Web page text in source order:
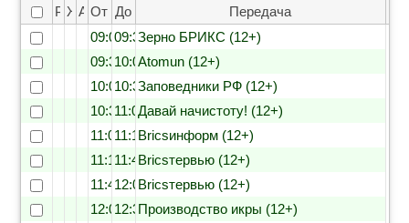
Рейтинг
Жанр
Анонс
От До
Передача
09:0009:30Зерно БРИКС (12+)
09:3010:00Atomun (12+)
10:0010:30Заповедники РФ (12+)
10:3011:00Давай начистоту! (12+)
11:0011:15Bricsинформ (12+)
11:1511:45Bricsтервью (12+)
11:4512:00Bricsтервью (12+)
12:0012:30Производство икры (12+)